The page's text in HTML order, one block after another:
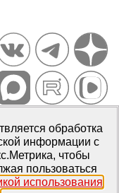
2007–2026
66447 от 14 июля
обработка
информации с
чтобы
пользоваться
использования